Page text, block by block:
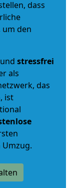
dass
den
und stressfrei
als
das
ist